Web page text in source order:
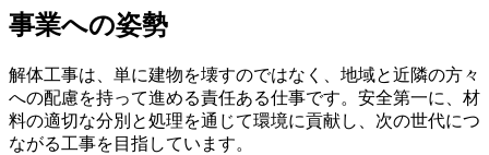
事業への姿勢
解体工事は、単に建物を壊すのではなく、地域と近隣の方々
への配慮を持って進める責任ある仕事です。安全第一に、材
料の適切な分別と処理を通じて環境に貢献し、次の世代につ
ながる工事を目指しています。